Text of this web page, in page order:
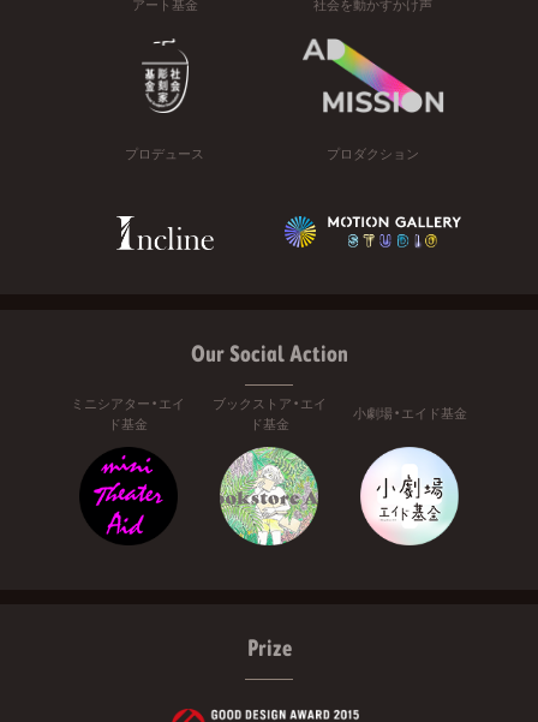
アート基金 社会を動かすかけ声
プロデュース プロダクション
Our Social Action
ミニシアター・エイ
ド基金
ブックストア・エイ
ド基金
小劇場・エイド基金
Prize